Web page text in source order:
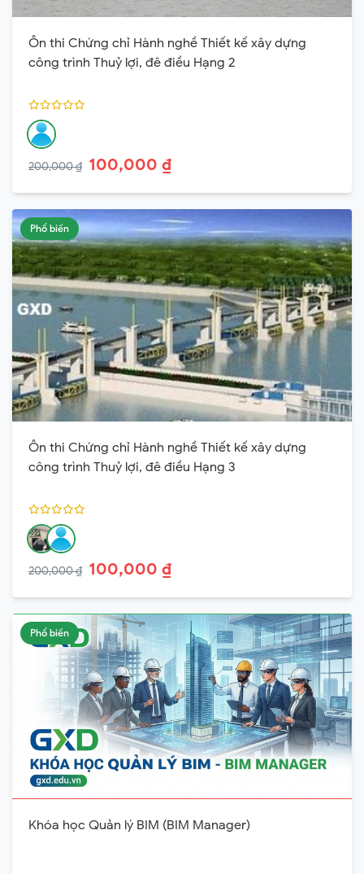
Ôn thi Chứng chỉ Hành nghề Thiết kế xây dựng
công trình Thuỷ lợi, đê điều Hạng 2
200,000 ₫ 100,000 ₫
Phổ biến
Ôn thi Chứng chỉ Hành nghề Thiết kế xây dựng
công trình Thuỷ lợi, đê điều Hạng 3
200,000 ₫ 100,000 ₫
Phổ biến
Khóa học Quản lý BIM (BIM Manager)